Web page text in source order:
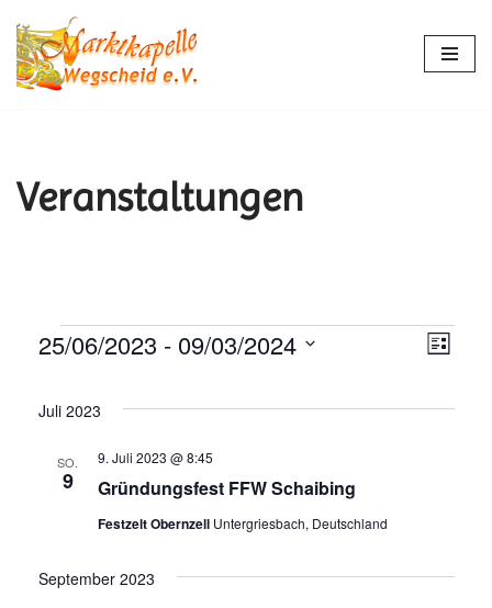
Zum
Inhalt
Veranstaltungen
Liste
25/06/2023 - 09/03/2024
wählen.
Juli 2023
SO.
9 Gründungsfest FFW Schaibing
9. Juli 2023 @ 8:45
Festzelt Obernzell Untergriesbach, Deutschland
September 2023